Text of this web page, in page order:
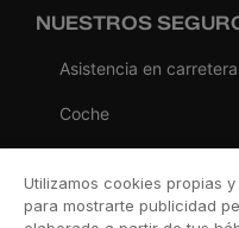
NUESTROS
Asistencia en carretera
Coche
Viaje
Utilizamos cookies propias
para mostrarte publicidad